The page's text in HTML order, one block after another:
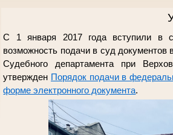
С 1 января 2017 года вступили в
возможность подачи в суд документов
Судебного департамента при
утвержден Порядок подачи в
форме электронного документа.